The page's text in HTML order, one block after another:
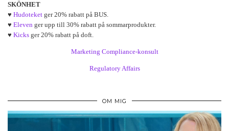
SKÖNHET
♥ Hudoteket ger 20% rabatt på BUS.
♥ Eleven ger upp till 30% rabatt på sommarprodukter.
♥ Kicks ger 20% rabatt på doft.
Marketing Compliance-konsult
Regulatory Affairs
OM MIG